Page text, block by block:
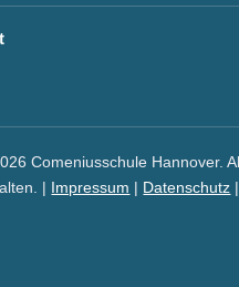
Comeniusschule Hannover.
| Impressum | Datenschutz |